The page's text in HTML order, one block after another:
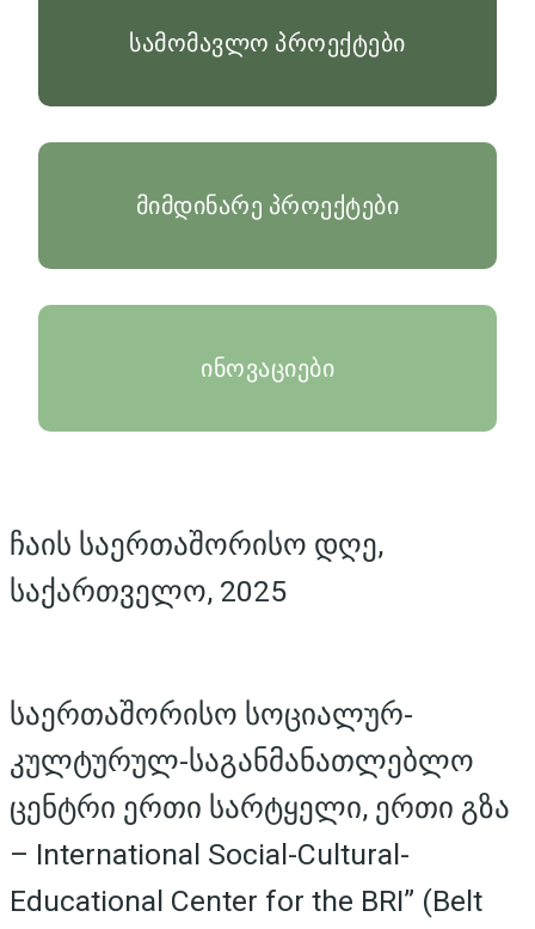
სამომავლო პროექტები
მიმდინარე პროექტები
ინოვაციები
ჩაის საერთაშორისო დღე,
საქართველო, 2025
საერთაშორისო სოციალურ-
კულტურულ-საგანმანათლებლო
ცენტრი ერთი სარტყელი, ერთი გზა
– International Social-Cultural-
Educational Center for the BRI” (Belt